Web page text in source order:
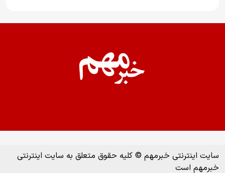
سایت اینترنتی خبرمهم © کلیه حقوق متعلق به سایت اینترنتی
خبرمهم است